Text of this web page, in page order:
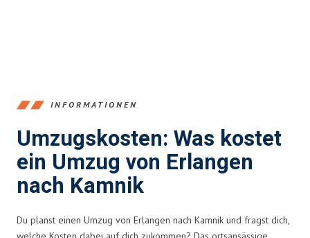
INFORMATIONEN
Umzugskosten: Was kostet
ein Umzug von Erlangen
nach Kamnik
Du planst einen Umzug von Erlangen nach Kamnik und fragst dich,